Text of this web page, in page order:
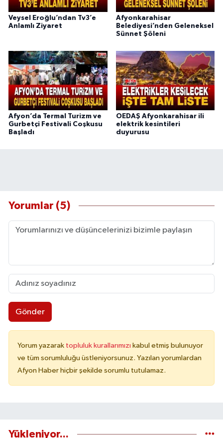
Veysel Eroğlu’ndan Tv3’e
Anlamlı Ziyaret
Afyonkarahisar
Belediyesi’nden Geleneksel
Sünnet Şöleni
Afyon’da Termal Turizm ve
Gurbetçi Festivali Coşkusu
Başladı
OEDAŞ Afyonkarahisar ili
elektrik kesintileri
duyurusu
Yorumlar (5)
Gönder
Yorum yazarak topluluk kurallarımızı kabul etmiş bulunuyor
ve tüm sorumluluğu üstleniyorsunuz. Yazılan yorumlardan
Afyon Haber hiçbir şekilde sorumlu tutulamaz.
Yükleniyor...